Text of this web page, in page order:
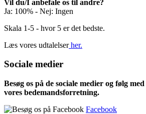
Vil du/I anbefale os til andre?
Ja: 100% - Nej: Ingen
Skala 1-5 - hvor 5 er det bedste.
Læs vores udtalelserher.
Sociale medier
Besøg os på de sociale medier og følg
vores bedemandsforretning.
Facebook